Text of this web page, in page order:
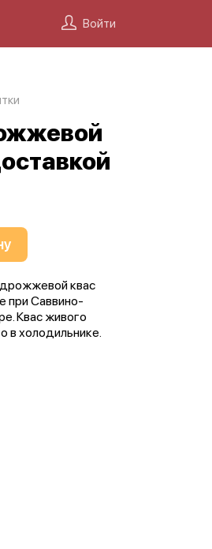
Войти
квас
при Саввино-
Квас живого
в холодильнике.